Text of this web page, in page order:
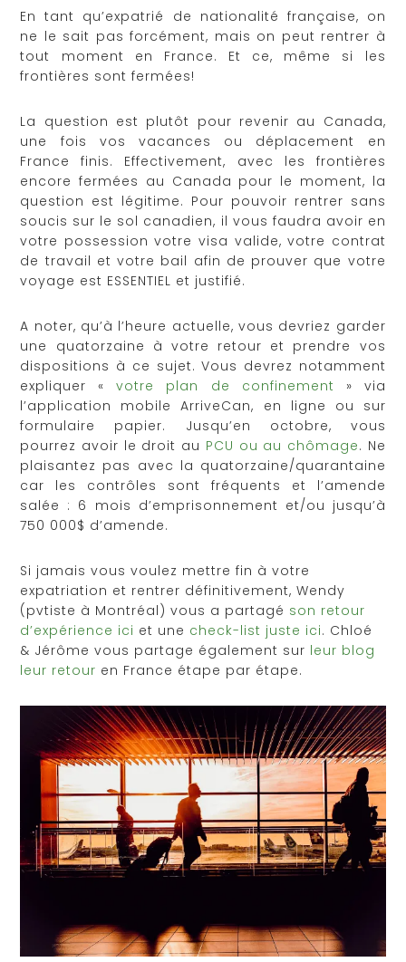
En tant qu’expatrié de nationalité française, on
ne le sait pas forcément, mais on peut rentrer à
tout moment en France. Et ce, même si les
frontières sont fermées!
La question est plutôt pour revenir au Canada,
une fois vos vacances ou déplacement en
France finis. Effectivement, avec les frontières
encore fermées au Canada pour le moment, la
question est légitime. Pour pouvoir rentrer sans
soucis sur le sol canadien, il vous faudra avoir en
votre possession votre visa valide, votre contrat
de travail et votre bail afin de prouver que votre
voyage est ESSENTIEL et justifié.
A noter, qu’à l’heure actuelle, vous devriez garder
une quatorzaine à votre retour et prendre vos
dispositions à ce sujet. Vous devrez notamment
expliquer «votre plan de confinement » via
l’application mobile ArriveCan, en ligne ou sur
formulaire papier. Jusqu’en octobre, vous
pourrez avoir le droit au PCU ou au chômage. Ne
plaisantez pas avec la quatorzaine/quarantaine
car les contrôles sont fréquents et l’amende
salée : 6 mois d’emprisonnement et/ou jusqu’à
750 000$ d’amende.
Si jamais vous voulez mettre fin à votre
expatriation et rentrer définitivement, Wendy
(pvtiste à Montréal) vous a partagé son retour
d’expérience ici et une check-list juste ici. Chloé
& Jérôme vous partage également sur leur blog
leur retour en France étape par étape.